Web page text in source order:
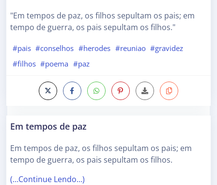
"Em tempos de paz, os filhos sepultam os pais; em
tempo de guerra, os pais sepultam os filhos."
#pais #conselhos #herodes #reuniao #gravidez
#filhos #poema #paz
Em tempos de paz
Em tempos de paz, os filhos sepultam os pais; em
tempo de guerra, os pais sepultam os filhos.
(…Continue Lendo…)